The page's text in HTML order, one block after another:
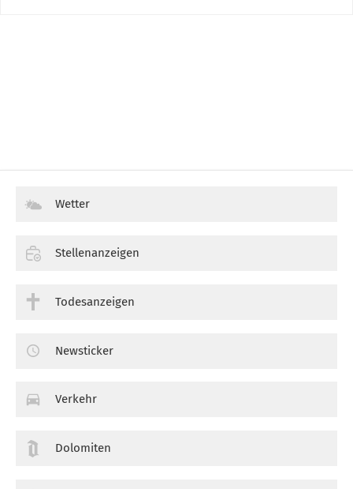
Wetter
Stellenanzeigen
Todesanzeigen
Newsticker
Verkehr
Dolomiten